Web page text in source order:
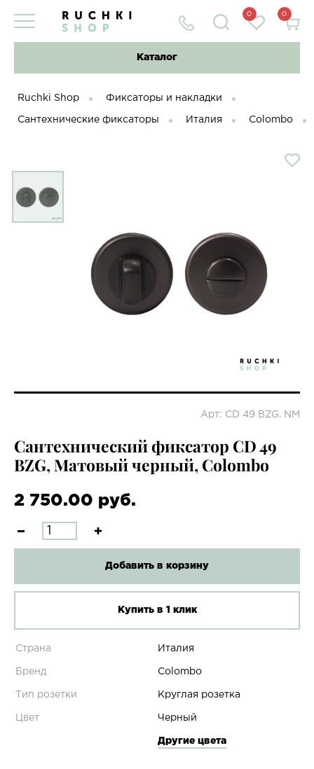
0 0
Каталог
Ruchki Shop Фиксаторы и накладки
Сантехнические фиксаторы Италия Colombo
Арт: CD 49 BZG. NM
Сантехнический фиксатор CD 49
BZG, Матовый черный, Colombo
2 750.00 руб.
Добавить в корзину
Купить в 1 клик
Страна Италия
Бренд Colombo
Тип розетки Круглая розетка
Цвет Черный
Другие цвета